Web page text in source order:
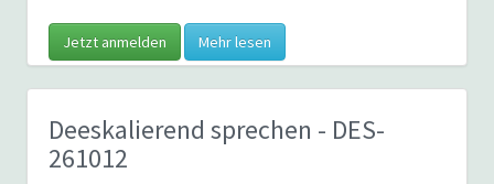
Jetzt anmelden Mehr lesen
Deeskalierend sprechen - DES-
261012